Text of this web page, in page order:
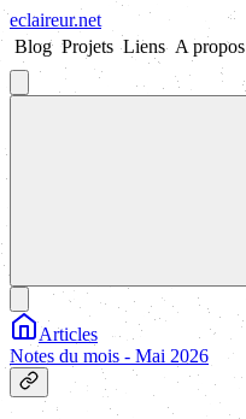
eclaireur.net
Blog Projets Liens A propos
Articles
Notes du mois - Mai 2026